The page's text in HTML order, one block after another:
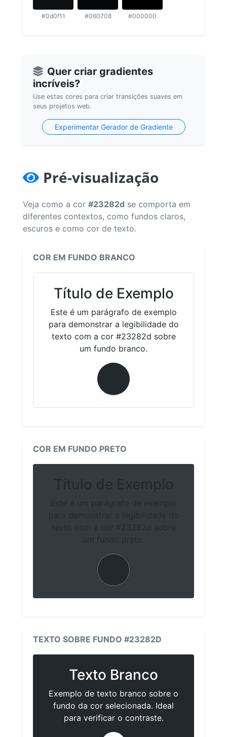
#0d0f11 #060708 #000000
Quer criar gradientes
incríveis?
Use estas cores para criar transições suaves em
seus projetos web.
Experimentar Gerador de Gradiente
Pré-visualização
Veja como a cor #23282d se comporta em
diferentes contextos, como fundos claros,
escuros e como cor de texto.
COR EM FUNDO BRANCO
Título de Exemplo
Este é um parágrafo de exemplo
para demonstrar a legibilidade do
texto com a cor #23282d sobre
um fundo branco.
COR EM FUNDO PRETO
TEXTO SOBRE FUNDO #23282D
Texto Branco
Exemplo de texto branco sobre o
fundo da cor selecionada. Ideal
para verificar o contraste.